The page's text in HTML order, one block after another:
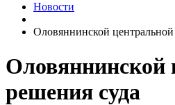
Новости
Оловяннинской
Оловяннинской
решения суда